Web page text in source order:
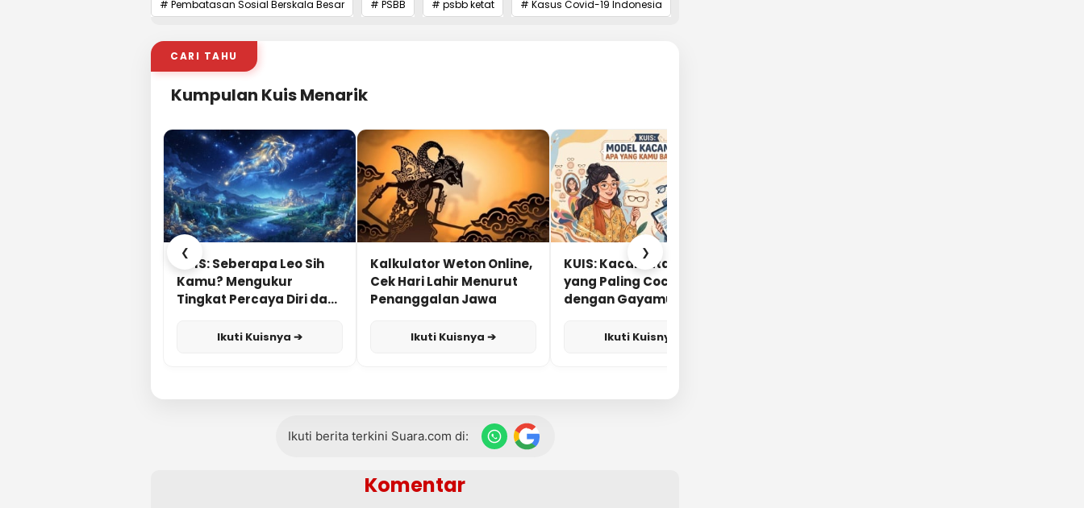
# Pembatasan Sosial Berskala Besar # PSBB # psbb ketat # Kasus Covid-19 Indonesia
CARI TAHU
Kumpulan Kuis Menarik
❮
KUIS: Seberapa Leo Sih
Kamu? Mengukur
Tingkat Percaya Diri dan
Ikuti Kuisnya ➔
Kalkulator Weton Online,
Cek Hari Lahir Menurut
Penanggalan Jawa
Ikuti Kuisnya ➔
KUIS: Kacamata Apa
yang Paling Cocok
dengan Gayamu?
Ikuti Kuisnya ➔
❯
Ikuti berita terkini Suara.com di:
Komentar